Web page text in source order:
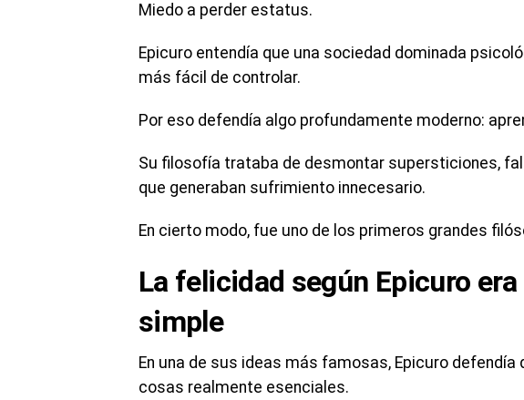
Miedo a perder estatus.
Epicuro entendía que una sociedad dominada
más fácil de controlar.
Por eso defendía algo profundamente moderno:
Su filosofía trataba de desmontar supersticiones,
que generaban sufrimiento innecesario.
En cierto modo, fue uno de los primeros grandes
La felicidad según Epicuro
simple
En una de sus ideas más famosas, Epicuro
cosas realmente esenciales.